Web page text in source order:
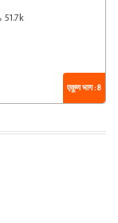
51.7k
एकूण भाग : 8